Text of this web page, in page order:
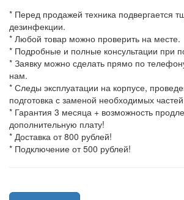
* Перед продажей техника подвергается
дезинфекции.
* Любой товар можно проверить на месте.
* Подробные и полные консультации при
* Заявку можно сделать прямо по
нам.
* Следы эксплуатации на корпусе,
подготовка с заменой необходимых частей
* Гарантия 3 месяца + возможность
дополнительную плату!
* Доставка от 800 рублей!
* Подключение от 500 рублей!